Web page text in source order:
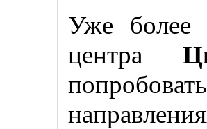
Уже более
центра